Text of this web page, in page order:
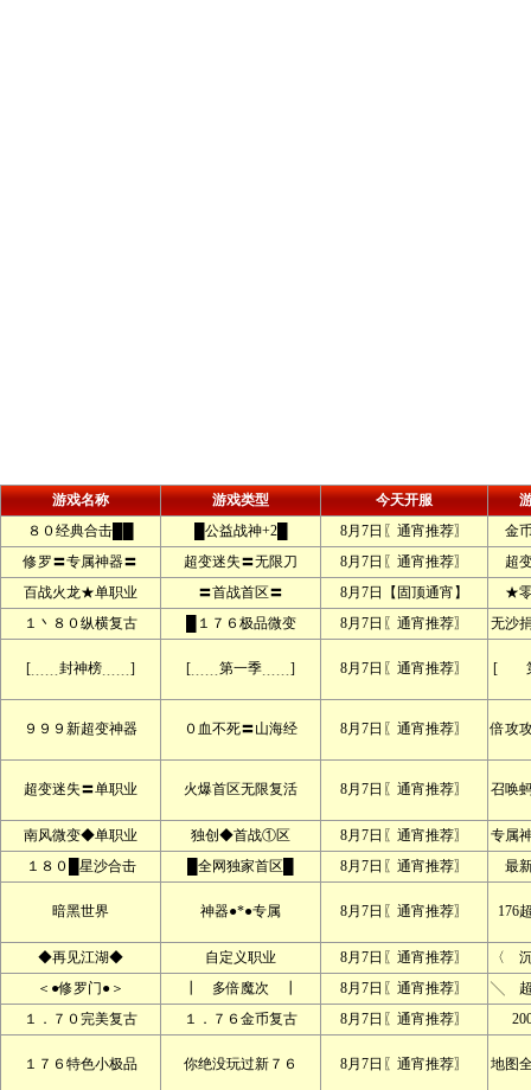
游戏名称 游戏类型 今天开服
８０经典合击██
█公益战神+2█ 8月7日〖通宵推荐〗
金
修罗〓专属神器〓
超变迷失〓无限刀 8月7日〖通宵推荐〗
超
百战火龙★单职业
〓首战首区〓 8月7日【固顶通宵】
★
１丶８０纵横复古
█１７６极品微变 8月7日〖通宵推荐〗 无沙
[﹍﹍封神榜﹍﹍] [﹍﹍第一季﹍﹍] 8月7日〖通宵推荐〗 [
９９９新超变神器 ０血不死〓山海经 8月7日〖通宵推荐〗 倍攻
超变迷失〓单职业 火爆首区无限复活 8月7日〖通宵推荐〗 召唤
南风微变◆单职业 独创◆首战①区 8月7日〖通宵推荐〗
专属
１８０█星沙合击
█全网独家首区█ 8月7日〖通宵推荐〗 最
暗黑世界 神器●*●专属 8月7日〖通宵推荐〗 176
◆再见江湖◆ 自定义职业 8月7日〖通宵推荐〗
〈
＜●修罗门●＞
┃ 多倍魔次 ┃ 8月7日〖通宵推荐〗
╲ 超
１．７０完美复古
１．７６金币复古 8月7日〖通宵推荐〗
１７６特色小极品 你绝没玩过新７６ 8月7日〖通宵推荐〗 地图